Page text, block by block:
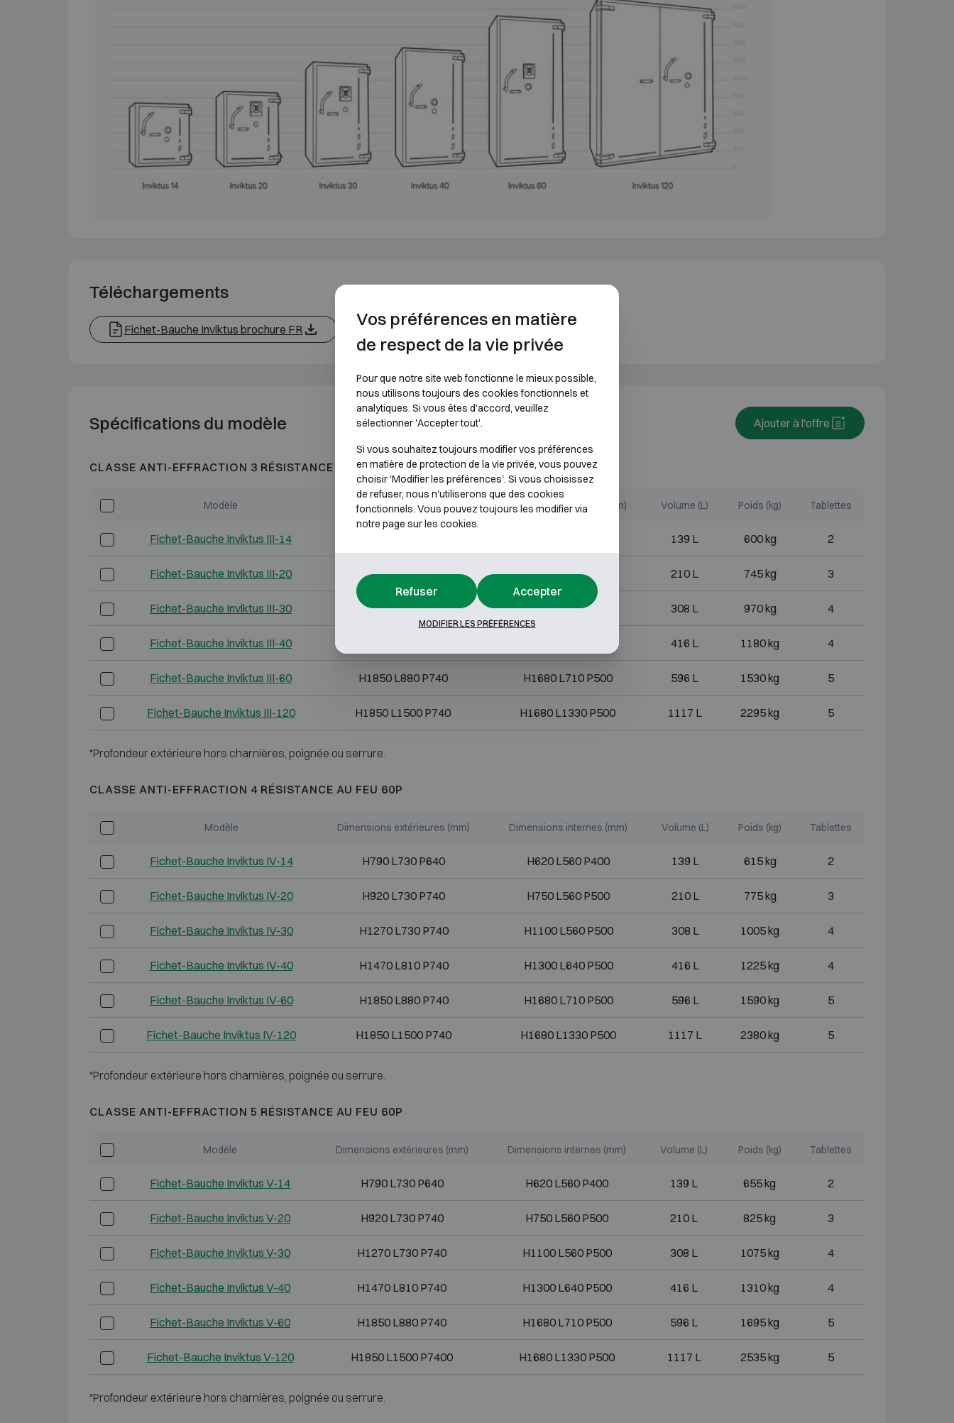
Téléchargements
Fichet-Bauche Inviktus brochure FR Fichet-Bauche Inviktus Brochure EN
Spécifications du modèle Ajouter à l'offre
CLASSE ANTI-EFFRACTION 3 RÉSISTANCE AU FEU 60P
Modèle Dimensions extérieures (mm) Dimensions internes (mm) Volume (L) Poids (kg) Tablettes
Fichet-Bauche Inviktus III-14 139 L 600 kg 2
Fichet-Bauche Inviktus III-20 H920 L730 P740 H750 L560 P500 210 L 745 kg 3
Fichet-Bauche Inviktus III-30 H1270 L730 P740 H1100 L560 P500 308 L 970 kg 4
Fichet-Bauche Inviktus III-40 416 L 1180 kg 4
Fichet-Bauche Inviktus III-60 H1850 L880 P740 H1680 L710 P500 596 L 1530 kg 5
Fichet-Bauche Inviktus III-120 H1850 L1500 P740 H1680 L1330 P500 1117 L 2295 kg 5
*Profondeur extérieure hors charnières, poignée ou serrure.
CLASSE ANTI-EFFRACTION 4 RÉSISTANCE AU FEU 60P
Modèle Dimensions extérieures (mm) Dimensions internes (mm) Volume (L) Poids (kg) Tablettes
Fichet-Bauche Inviktus IV-14 H790 L730 P640 H620 L560 P400 139 L 615 kg 2
Fichet-Bauche Inviktus IV-20 H920 L730 P740 H750 L560 P500 210 L 775 kg 3
Fichet-Bauche Inviktus IV-30 H1270 L730 P740 H1100 L560 P500 308 L 1005 kg 4
Fichet-Bauche Inviktus IV-40 H1470 L810 P740 H1300 L640 P500 416 L 1225 kg 4
Fichet-Bauche Inviktus IV-60 H1850 L880 P740 H1680 L710 P500 596 L 1590 kg 5
Fichet-Bauche Inviktus IV-120 H1850 L1500 P740 H1680 L1330 P500 1117 L 2380 kg 5
*Profondeur extérieure hors charnières, poignée ou serrure.
CLASSE ANTI-EFFRACTION 5 RÉSISTANCE AU FEU 60P
Modèle Dimensions extérieures (mm) Dimensions internes (mm) Volume (L) Poids (kg) Tablettes
Fichet-Bauche Inviktus V-14 H790 L730 P640 H620 L560 P400 139 L 655 kg 2
Fichet-Bauche Inviktus V-20 H920 L730 P740 H750 L560 P500 210 L 825 kg 3
Fichet-Bauche Inviktus V-30 H1270 L730 P740 H1100 L560 P500 308 L 1075 kg 4
Fichet-Bauche Inviktus V-40 H1470 L810 P740 H1300 L640 P500 416 L 1310 kg 4
Fichet-Bauche Inviktus V-60 H1850 L880 P740 H1680 L710 P500 596 L 1695 kg 5
Fichet-Bauche Inviktus V-120 H1850 L1500 P7400 H1680 L1330 P500 1117 L 2535 kg 5
*Profondeur extérieure hors charnières, poignée ou serrure.
Vos préférences en matière
de respect de la vie privée
Pour que notre site web fonctionne le mieux possible,
nous utilisons toujours des cookies fonctionnels et
analytiques. Si vous êtes d'accord, veuillez
sélectionner 'Accepter tout'.
Si vous souhaitez toujours modifier vos préférences
en matière de protection de la vie privée, vous pouvez
choisir 'Modifier les préférences'. Si vous choisissez
de refuser, nous n'utiliserons que des cookies
fonctionnels. Vous pouvez toujours les modifier via
notre page sur les cookies.
Refuser Accepter
MODIFIER LES PRÉFÉRENCES